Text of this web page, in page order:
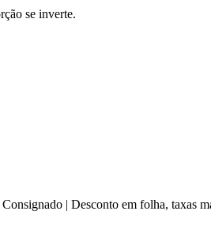
se inverte.
| Desconto em folha,